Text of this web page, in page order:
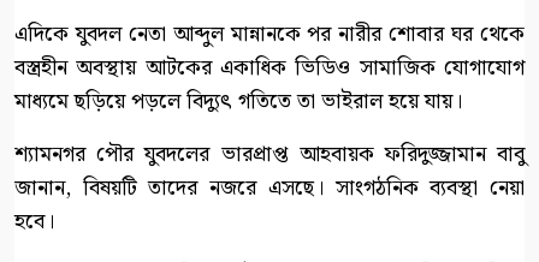
এদিকে যুবদল নেতা আব্দুল মান্নানকে পর নারীর শোবার ঘর থেকে
বস্ত্রহীন অবস্থায় আটকের একাধিক ভিডিও সামাজিক যোগাযোগ
মাধ্যমে ছড়িয়ে পড়লে বিদ্যুৎ গতিতে তা ভাইরাল হয়ে যায়।
শ্যামনগর পৌর যুবদলের ভারপ্রাপ্ত আহবায়ক ফরিদুজ্জামান বাবু
জানান, বিষয়টি তাদের নজরে এসছে। সাংগঠনিক ব্যবস্থা নেয়া
হবে।